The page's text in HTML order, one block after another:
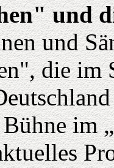
und
und
die im
im